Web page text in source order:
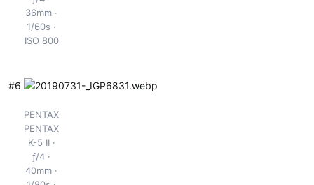
36mm
1/60s
ISO 800
#6
PENTAX
PENTAX
K-5 II
ƒ/4
40mm